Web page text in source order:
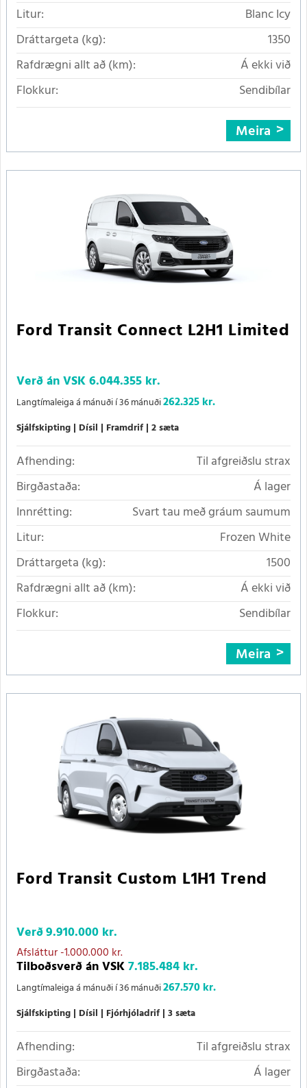
Litur:
Blanc Icy
Dráttargeta (kg):
1350
Rafdrægni allt að (km):
Á ekki við
Flokkur:
Sendibílar
Meira
Ford Transit Connect L2H1 Limited
Verð án VSK6.044.355 kr.
Langtímaleiga á mánuði í 36 mánuði262.325 kr.
Sjálfskipting Dísil Framdrif 2 sæta
Afhending:
Til afgreiðslu strax
Birgðastaða:
Á lager
Innrétting:
Svart tau með gráum saumum
Litur:
Frozen White
Dráttargeta (kg):
1500
Rafdrægni allt að (km):
Á ekki við
Flokkur:
Sendibílar
Meira
Ford Transit Custom L1H1 Trend
Verð9.910.000 kr.
Afsláttur-1.000.000 kr.
Tilboðsverð án VSK7.185.484 kr.
Langtímaleiga á mánuði í 36 mánuði267.570 kr.
Sjálfskipting Dísil Fjórhjóladrif 3 sæta
Afhending:
Til afgreiðslu strax
Birgðastaða:
Á lager